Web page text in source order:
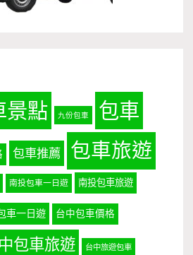
景點 九份包車 包車
包車推薦 包車旅遊
南投包車一日遊 南投包車旅遊
車一日遊 台中包車價格
包車旅遊 台中旅遊包車